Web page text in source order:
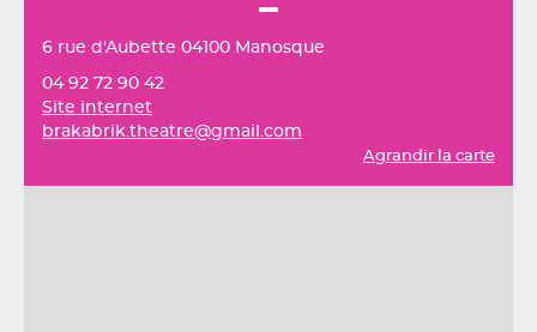
6 rue d'Aubette 04100 Manosque
04 92 72 90 42
Site internet
brakabrik.theatre@gmail.com
Agrandir la carte